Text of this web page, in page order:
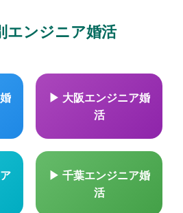
エンジニア婚活
▶ 大阪エンジニア婚
活
▶ 千葉エンジニア婚
活